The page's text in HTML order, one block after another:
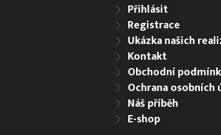
Přihlásit
Registrace
Ukázka našich
Kontakt
Obchodní
Ochrana osobních
Náš příběh
E-shop